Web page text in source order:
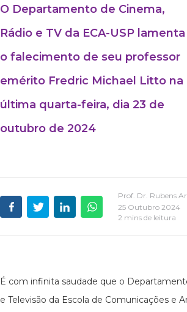
O Departamento de Cinema,
Rádio e TV da ECA-USP lamenta
o falecimento de seu professor
emérito Fredric Michael Litto na
última quarta-feira, dia 23 de
outubro de 2024
Prof. Dr. Rubens
25 Outubro 2024
2 mins de leitura
É com infinita saudade que o
e Televisão da Escola de Comunicações e